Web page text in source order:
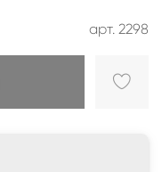
арт. 2298